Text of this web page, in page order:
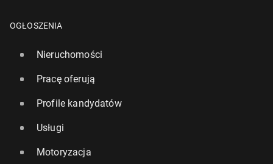
OGŁOSZENIA
Nieruchomości
Pracę oferują
Profile kandydatów
Usługi
Motoryzacja